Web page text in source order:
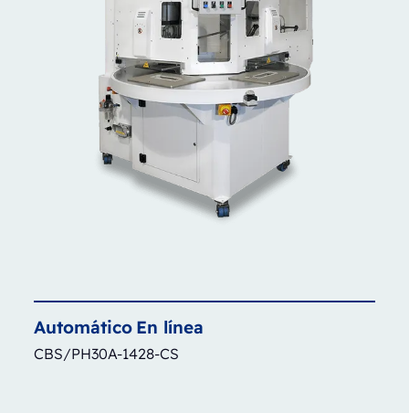
Automático En línea
CBS/PH30A-1428-CS